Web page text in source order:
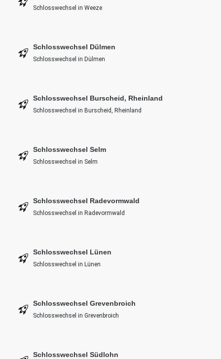
Schlosswechsel in Weeze
Schlosswechsel Dülmen
Schlosswechsel in Dülmen
Schlosswechsel Burscheid, Rheinland
Schlosswechsel in Burscheid, Rheinland
Schlosswechsel Selm
Schlosswechsel in Selm
Schlosswechsel Radevormwald
Schlosswechsel in Radevormwald
Schlosswechsel Lünen
Schlosswechsel in Lünen
Schlosswechsel Grevenbroich
Schlosswechsel in Grevenbroich
Schlosswechsel Südlohn